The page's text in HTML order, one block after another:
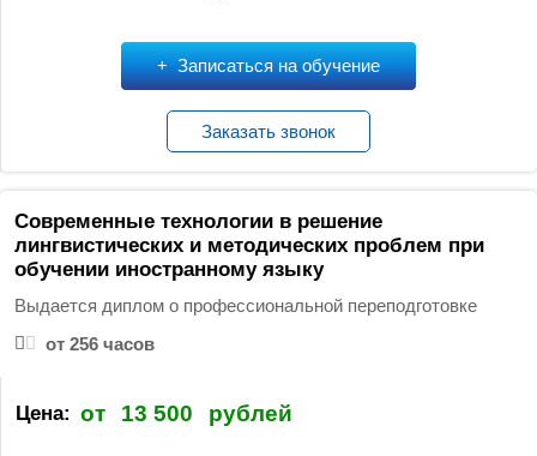
Записаться на обучение
Заказать звонок
Современные технологии в решение
лингвистических и методических проблем при
обучении иностранному языку
Выдается диплом о профессиональной переподготовке
от 256 часов
Цена: от 13 500 рублей